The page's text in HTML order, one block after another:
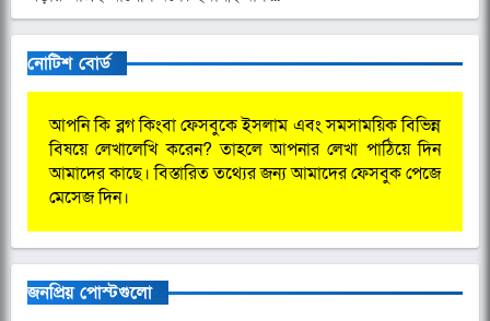
নোটিশ বোর্ড
আপনি কি ব্লগ কিংবা ফেসবুকে ইসলাম এবং সমসাময়িক বিভিন্ন
বিষয়ে লেখালেখি করেন? তাহলে আপনার লেখা পাঠিয়ে দিন
আমাদের কাছে। বিস্তারিত তথ্যের জন্য আমাদের ফেসবুক পেজে
মেসেজ দিন।
জনপ্রিয় পোস্টগুলো